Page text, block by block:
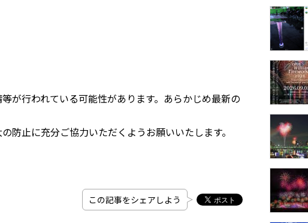
が行われている可能性があります。あらかじめ最新の
防止に充分ご協力いただくようお願いいたします。
この記事をシェアしよう